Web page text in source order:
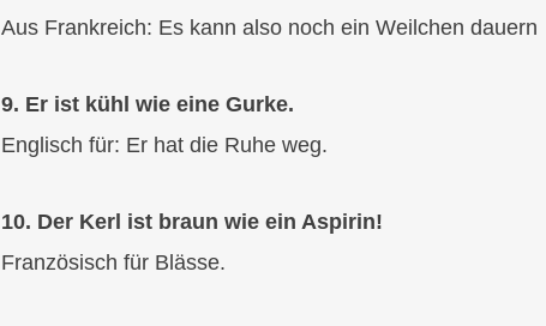
Aus Frankreich: Es kann also noch ein Weilchen
9. Er ist kühl wie eine Gurke.
Englisch für: Er hat die Ruhe weg.
10. Der Kerl ist braun wie ein Aspirin!
Französisch für Blässe.